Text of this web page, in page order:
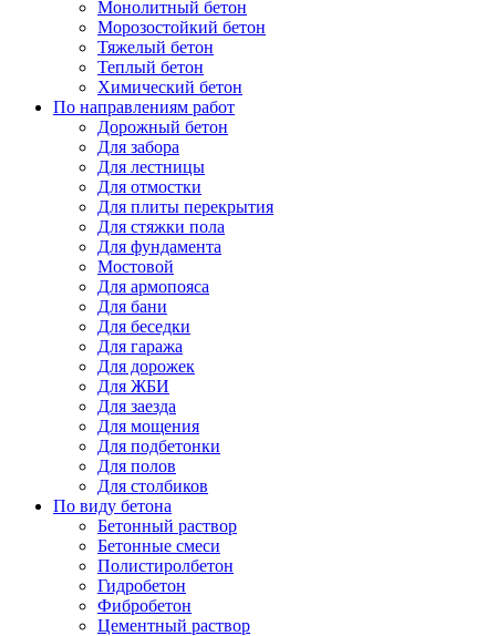
Монолитный бетон
Морозостойкий бетон
Тяжелый бетон
Теплый бетон
Химический бетон
По направлениям работ
Дорожный бетон
Для забора
Для лестницы
Для отмостки
Для плиты перекрытия
Для стяжки пола
Для фундамента
Мостовой
Для армопояса
Для бани
Для беседки
Для гаража
Для дорожек
Для ЖБИ
Для заезда
Для мощения
Для подбетонки
Для полов
Для столбиков
По виду бетона
Бетонный раствор
Бетонные смеси
Полистиролбетон
Гидробетон
Фибробетон
Цементный раствор